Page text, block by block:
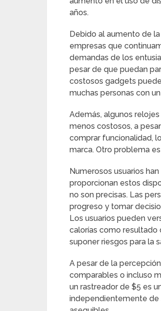
años.
Debido al aumento de
empresas que
demandas de los
pesar de que puedan
costosos gadgets
muchas personas con
Además, algunos
menos costosos, a
comprar funcionalidad,
marca. Otro problema
Numerosos usuarios
proporcionan estos
no son precisas. Las
progreso y tomar
Los usuarios pueden
calorías como resultado
suponer riesgos para la
A pesar de la
comparables o incluso
un rastreador de $5 es
independientemente de